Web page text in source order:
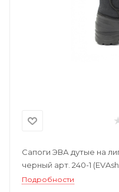
Сапоги ЭВА дутые на
черный арт. 240-1
Подробности